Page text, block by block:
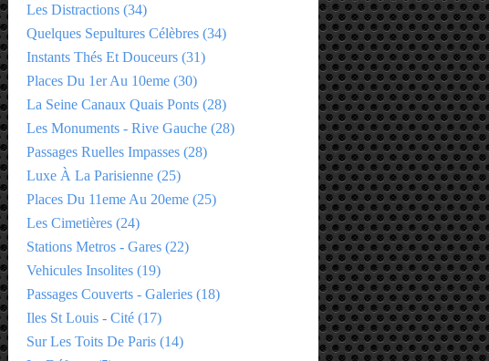
Les Distractions (34)
Quelques Sepultures Célèbres (34)
Instants Thés Et Douceurs (31)
Places Du 1er Au 10eme (30)
La Seine Canaux Quais Ponts (28)
Les Monuments - Rive Gauche (28)
Passages Ruelles Impasses (28)
Luxe À La Parisienne (25)
Places Du 11eme Au 20eme (25)
Les Cimetières (24)
Stations Metros - Gares (22)
Vehicules Insolites (19)
Passages Couverts - Galeries (18)
Iles St Louis - Cité (17)
Sur Les Toits De Paris (14)